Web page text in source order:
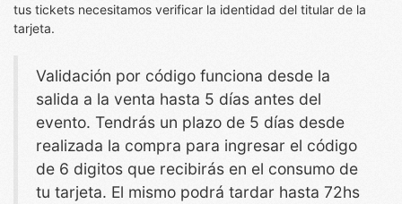
tus tickets necesitamos verificar la identidad del titular de la
tarjeta.
Validación por código funciona desde la
salida a la venta hasta 5 días antes del
evento. Tendrás un plazo de 5 días desde
realizada la compra para ingresar el código
de 6 digitos que recibirás en el consumo de
tu tarjeta. El mismo podrá tardar hasta 72hs